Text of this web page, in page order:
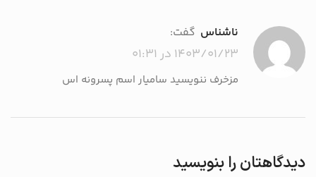
ناشناس گفت:
۱۴۰۳/۰۱/۲۳ در ۰۱:۳۱
مزخرف ننویسید سامیار اسم پسرونه اس
دیدگاهتان را بنویسید